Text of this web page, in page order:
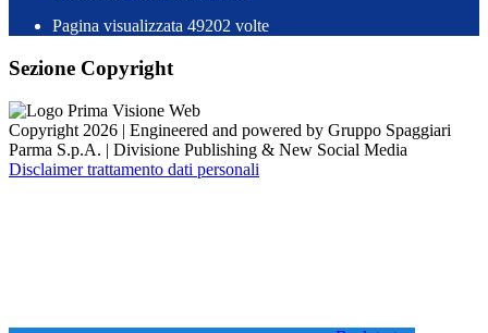
Pagina visualizzata 49202 volte
Sezione Copyright
Copyright 2026 | Engineered and powered by Gruppo Spaggiari
Parma S.p.A. | Divisione Publishing & New Social Media
Disclaimer trattamento dati personali